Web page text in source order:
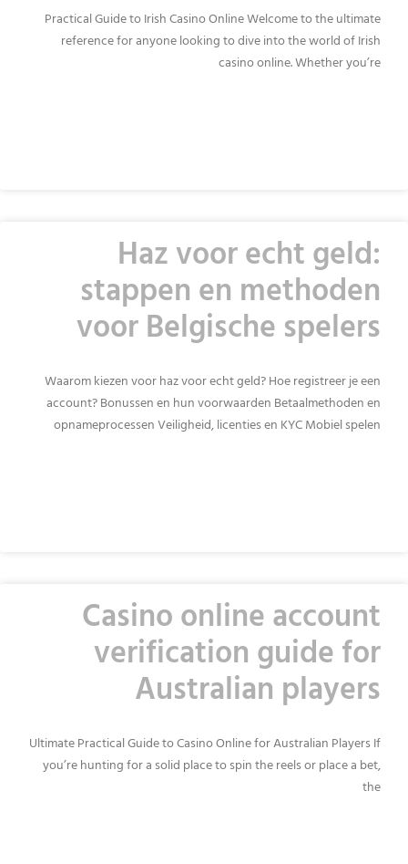
Practical Guide to Irish Casino Online Welcome to the ultimate
reference for anyone looking to dive into the world of Irish
casino online. Whether you’re
Haz voor echt geld:
stappen en methoden
voor Belgische spelers
Waarom kiezen voor haz voor echt geld? Hoe registreer je een
account? Bonussen en hun voorwaarden Betaalmethoden en
opnameprocessen Veiligheid, licenties en KYC Mobiel spelen
Casino online account
verification guide for
Australian players
Ultimate Practical Guide to Casino Online for Australian Players If
you’re hunting for a solid place to spin the reels or place a bet,
the